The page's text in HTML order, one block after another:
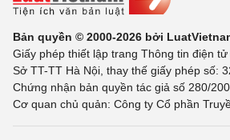
Bản quyền © 2000-2026 bởi
Giấy phép thiết lập trang Thông tin điện
Sở TT-TT Hà Nội, thay thế giấy phép số:
Chứng nhận bản quyền tác giả số 280/
Cơ quan chủ quản: Công ty Cổ phần